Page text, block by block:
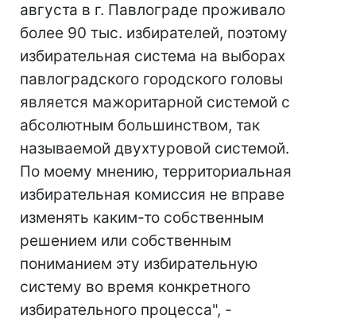
августа в г. Павлограде проживало
более 90 тыс. избирателей, поэтому
избирательная система на выборах
павлоградского городского головы
является мажоритарной системой с
абсолютным большинством, так
называемой двухтуровой системой.
По моему мнению, территориальная
избирательная комиссия не вправе
изменять каким-то собственным
решением или собственным
пониманием эту избирательную
систему во время конкретного
избирательного процесса", -